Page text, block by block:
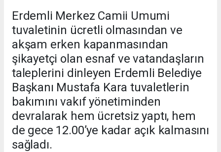
Erdemli Merkez Camii Umumi
tuvaletinin ücretli olmasından ve
akşam erken kapanmasından
şikayetçi olan esnaf ve vatandaşların
taleplerini dinleyen Erdemli Belediye
Başkanı Mustafa Kara tuvaletlerin
bakımını vakıf yönetiminden
devralarak hem ücretsiz yaptı, hem
de gece 12.00’ye kadar açık kalmasını
sağladı.